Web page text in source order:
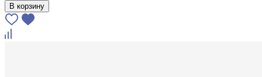
В корзину